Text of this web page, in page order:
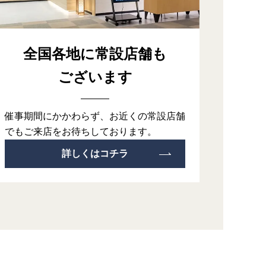
全国各地に常設店舗も
ございます
催事期間にかかわらず、お近くの常設店舗
でもご来店をお待ちしております。
詳しくはコチラ